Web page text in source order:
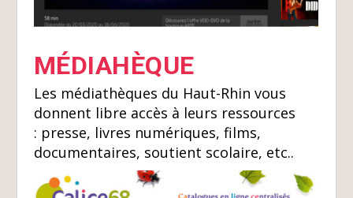
MÉDIAHÈQUE
Les médiathèques du Haut-Rhin vous
donnent libre accès à leurs ressources
: presse, livres numériques, films,
documentaires, soutient scolaire, etc..